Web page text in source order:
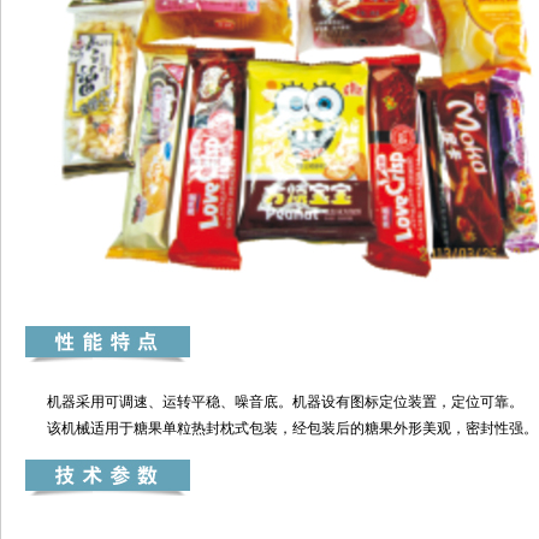
机器采用可调速、运转平稳、噪音底。机器设有图标定位装置，定位可靠。
该机械适用于糖果单粒热封枕式包装，经包装后的糖果外形美观，密封性强。